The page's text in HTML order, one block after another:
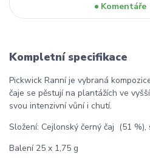
Komentáře
Kompletní specifikace
Pickwick Ranní je vybraná
čaje se pěstují na plantážích ve
svou intenzivní vůní i chutí.
Složení: Cejlonský černý čaj (51 %),
Balení 25 x 1,75 g